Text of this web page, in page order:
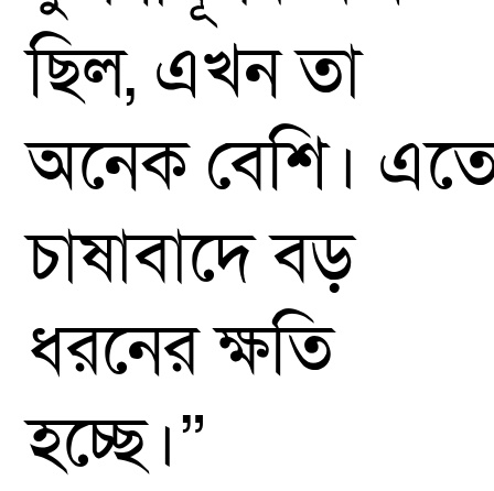
ছিল, এখন তা
অনেক বেশি।
চাষাবাদে বড়
ধরনের ক্ষতি
হচ্ছে।”